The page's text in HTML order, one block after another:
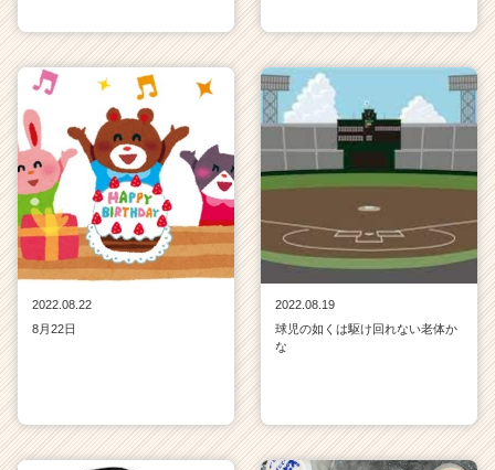
2022.08.22
8月22日
2022.08.19
球児の如くは駆け回れない老体か
な